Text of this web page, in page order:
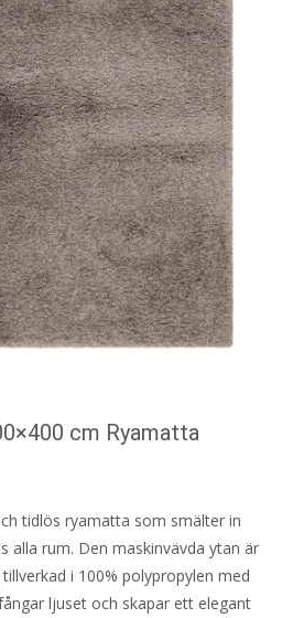
cm Ryamatta
tidlös ryamatta som smälter in
alla rum. Den maskinvävda ytan är
i 100% polypropylen med
ljuset och skapar ett elegant